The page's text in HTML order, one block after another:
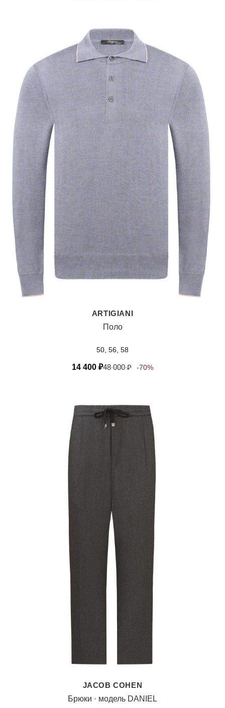
ARTIGIANI
Поло
50, 56, 58
14 400 ₽48 000₽ -70%
JACOB COHEN
Брюки · модель DANIEL